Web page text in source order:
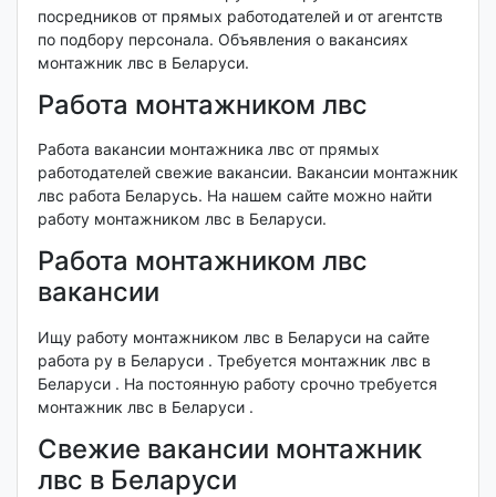
посредников от прямых работодателей и от агентств
по подбору персонала. Объявления о вакансиях
монтажник лвс в Беларуси.
Работа монтажником лвс
Работа вакансии монтажника лвс от прямых
работодателей свежие вакансии. Вакансии монтажник
лвс работа Беларусь. На нашем сайте можно найти
работу монтажником лвс в Беларуси.
Работа монтажником лвс
вакансии
Ищу работу монтажником лвс в Беларуси на сайте
работа ру в Беларуси . Требуется монтажник лвс в
Беларуси . На постоянную работу срочно требуется
монтажник лвс в Беларуси .
Свежие вакансии монтажник
лвс в Беларуси